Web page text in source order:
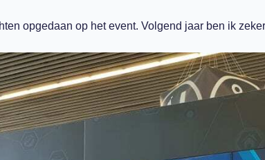
opgedaan op het event. Volgend jaar ben ik